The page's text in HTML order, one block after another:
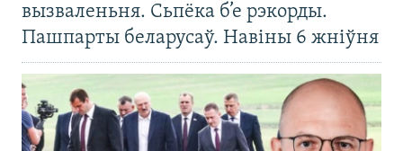
вызваленьня. Сьпёка б’е рэкорды.
Пашпарты беларусаў. Навіны 6 жніўня